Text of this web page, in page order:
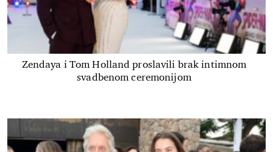
Zendaya i Tom Holland proslavili brak intimnom
svadbenom ceremonijom